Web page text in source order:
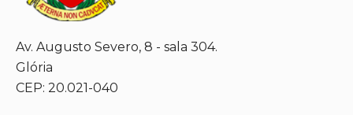
Av. Augusto Severo, 8 - sala 304.
Glória
CEP: 20.021-040